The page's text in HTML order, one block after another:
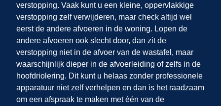
verstopping. Vaak kunt u een kleine, oppervlakkige
verstopping zelf verwijderen, maar check altijd wel
eerst de andere afvoeren in de woning. Lopen de
andere afvoeren ook slecht door, dan zit de
verstopping niet in de afvoer van de wastafel, maar
waarschijnlijk dieper in de afvoerleiding of zelfs in de
hoofdriolering. Dit kunt u helaas zonder professionele
apparatuur niet zelf verhelpen en dan is het raadzaam
om een afspraak te maken met één van de